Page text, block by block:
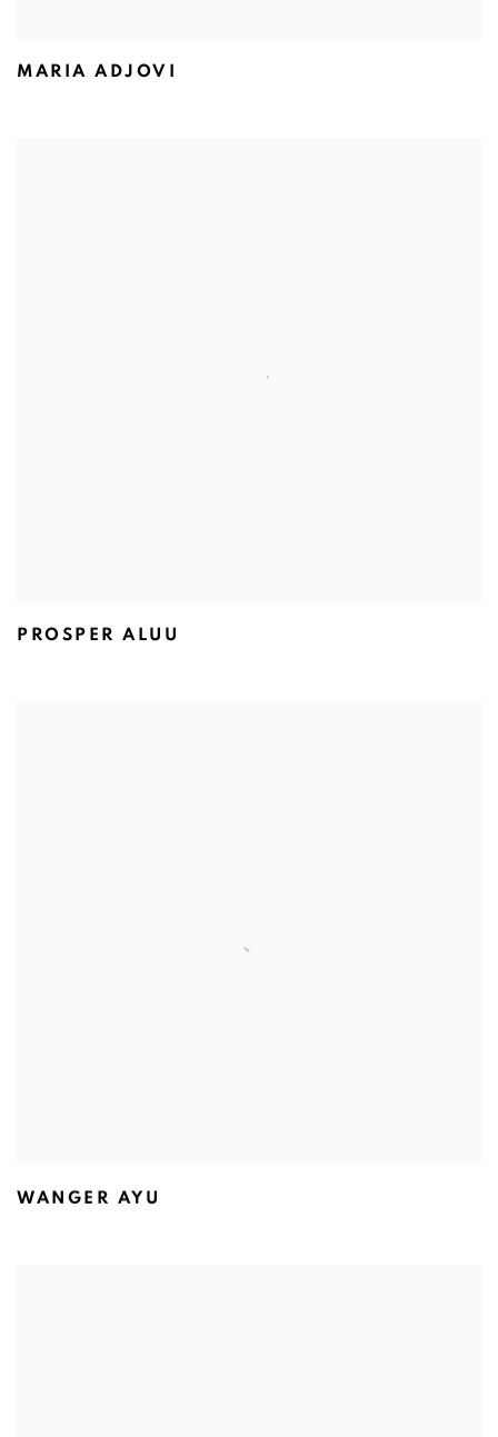
MARIA ADJOVI
PROSPER ALUU
WANGER AYU